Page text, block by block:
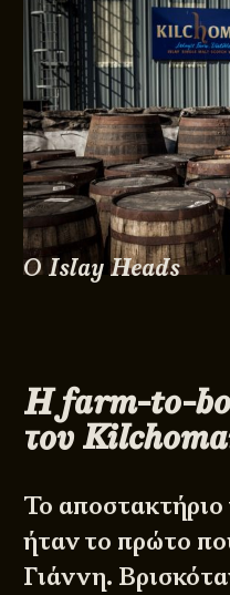
Ο Islay Heads
Η farm-to-
του
Το αποστακτήριο
ήταν το πρώτο
Γιάννη.